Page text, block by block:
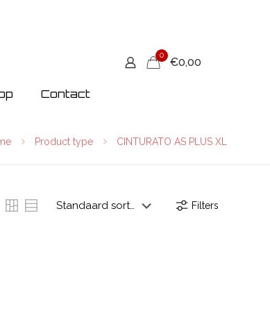
Contact
0
€0,00
Product type CINTURATO AS PLUS XL
Filters